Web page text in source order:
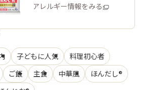
商品・アレルギー情報をみる
子どもに人気
料理初心者
ご飯 主食 中華風
ほんだし®